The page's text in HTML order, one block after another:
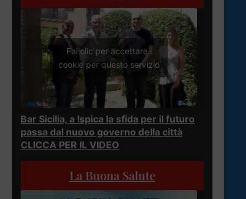
Fai clic per accettare i
cookie per questo servizio
Bar Sicilia, a Ispica la sfida per il futuro
passa dal nuovo governo della città
CLICCA PER IL VIDEO
La Buona Salute